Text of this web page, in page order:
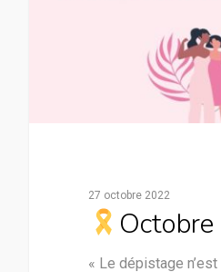
27 octobre 2022
Octobre
« Le dépistage